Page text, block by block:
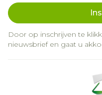
Door op inschrijven te
nieuwsbrief en gaat u